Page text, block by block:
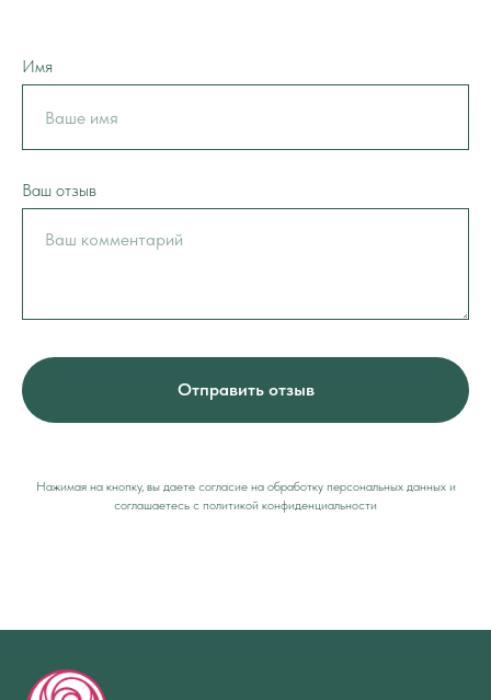
Имя
Ваш отзыв
Отправить отзыв
Нажимая на кнопку, вы даете согласие на обработку персональных данных и
соглашаетесь c политикой конфиденциальности